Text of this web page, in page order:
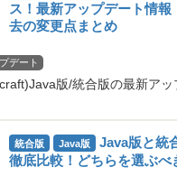
ス！最新アップデート情報
去の変更点まとめ
デート
版/統合版の最新アッ
統合版 Java版
Java版と統
徹底比較！どちらを選ぶべ